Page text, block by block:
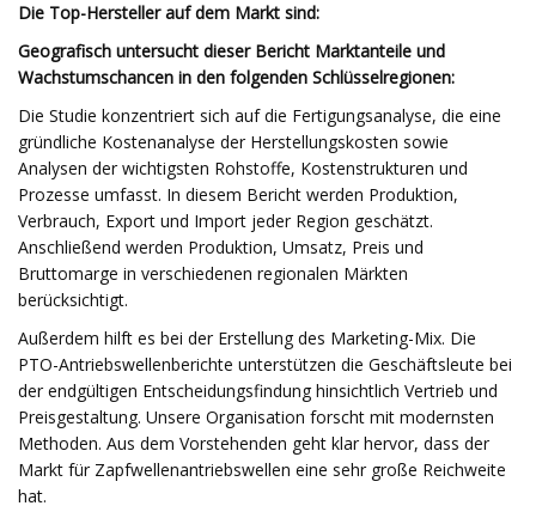
Die Top-Hersteller auf dem Markt sind:
Geografisch untersucht dieser Bericht Marktanteile und
Wachstumschancen in den folgenden Schlüsselregionen:
Die Studie konzentriert sich auf die Fertigungsanalyse, die eine
gründliche Kostenanalyse der Herstellungskosten sowie
Analysen der wichtigsten Rohstoffe, Kostenstrukturen und
Prozesse umfasst. In diesem Bericht werden Produktion,
Verbrauch, Export und Import jeder Region geschätzt.
Anschließend werden Produktion, Umsatz, Preis und
Bruttomarge in verschiedenen regionalen Märkten
berücksichtigt.
Außerdem hilft es bei der Erstellung des Marketing-Mix. Die
PTO-Antriebswellenberichte unterstützen die Geschäftsleute bei
der endgültigen Entscheidungsfindung hinsichtlich Vertrieb und
Preisgestaltung. Unsere Organisation forscht mit modernsten
Methoden. Aus dem Vorstehenden geht klar hervor, dass der
Markt für Zapfwellenantriebswellen eine sehr große Reichweite
hat.